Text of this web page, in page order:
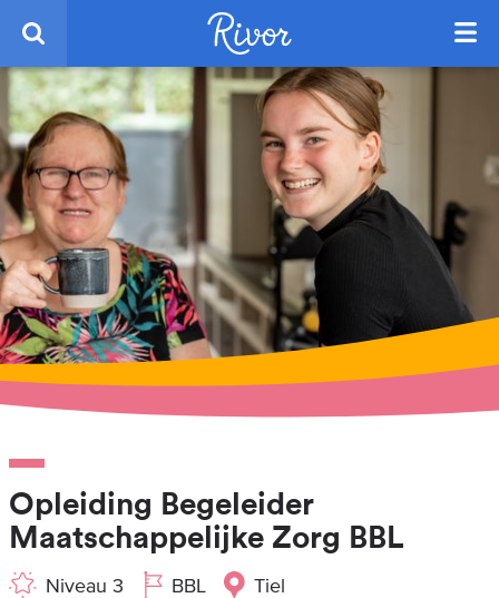
Opleiding Begeleider
Maatschappelijke Zorg BBL
Niveau 3 BBL Tiel